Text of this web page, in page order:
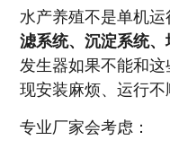
水产养殖不是单机
滤系统、沉淀系统
发生器如果不能和
现安装麻烦、运行不
专业厂家会考虑：